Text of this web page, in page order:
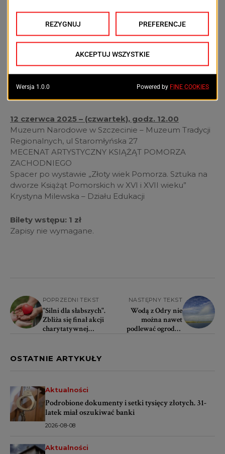
Muzeum Narodowe w Szczecinie – Muzeum Historii
Szczecina, ul. Księcia Mściwoja II 8
MIĘDZY LEGENDĄ A HISTORIĄ. OPOWIEŚĆ O
Spacer po wystawie „Najstrasze karty z dziejów
Szczecina”
12 czerwca 2025 – (czwartek), godz. 12.00
Muzeum Narodowe w Szczecinie – Muzeum Tradycji
Regionalnych, ul Staromłyńska 27
MECENAT ARTYSTYCZNY KSIĄŻĄT POMORZA
ZACHODNIEGO
Spacer po wystawie „Złoty wiek Pomorza. Sztuka na
dworze Książąt Pomorskich w XVI i XVII wieku”
Krystyna Milewska – Działu Edukacji
Bilety wstępu: 1 zł
Zapisy nie wymagane.
POPRZEDNI TEKST
"Silni dla słabszych".
Zbliża się finał akcji
charytatywnej
NASTĘPNY TEKST
Wodą z Odry nie
można nawet
podlewać ogrodu i
OSTATNIE ARTYKUŁY
Aktualności
Podrobione dokumenty i setki tysięcy złotych. 31-
latek miał oszukiwać banki
2026-08-08
Aktualności